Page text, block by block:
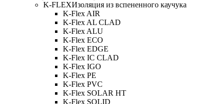
K-FLEXИзоляция из вспененного каучука
K-Flex AIR
K-Flex AL CLAD
K-Flex ALU
K-Flex ECO
K-Flex EDGE
K-Flex IC CLAD
K-Flex IGO
K-Flex PE
K-Flex PVC
K-Flex SOLAR HT
K-Flex SOLID